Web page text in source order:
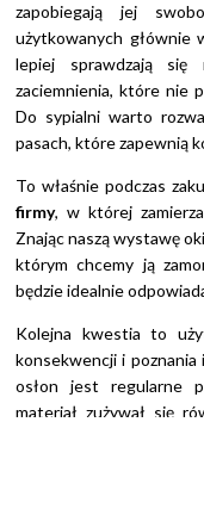
zapobiegają jej
użytkowanych głównie
lepiej sprawdzają
zaciemnienia, które nie
Do sypialni warto
pasach, które zapewnią
To właśnie podczas
firmy, w której
Znając naszą wystawę
którym chcemy ją
będzie idealnie
Kolejna kwestia to
konsekwencji i
osłon jest regularne
materiał zużywał się